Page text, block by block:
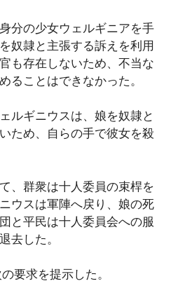
分の少女ウェルギニアを手
奴隷と主張する訴えを利用
も存在しないため、不当な
ることはできなかった。
ルギニウスは、娘を奴隷と
ため、自らの手で彼女を殺
、群衆は十人委員の束桿を
ウスは軍陣へ戻り、娘の死
と平民は十人委員会への服
去した。
要求を提示した。